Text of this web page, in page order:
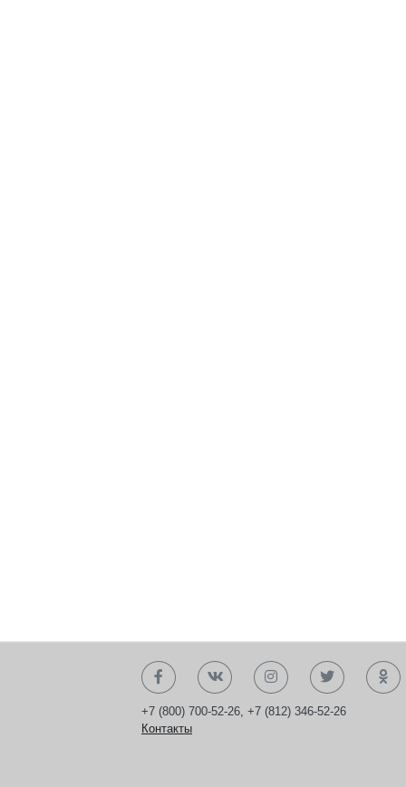
+7 (800) 700-52-26, +7 (812) 346-52-26
Контакты